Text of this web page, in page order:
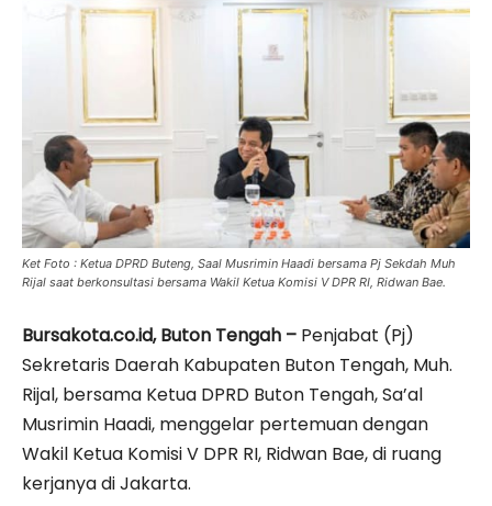
Ket Foto : Ketua DPRD Buteng, Saal Musrimin Haadi bersama Pj Sekdah Muh
Rijal saat berkonsultasi bersama Wakil Ketua Komisi V DPR RI, Ridwan Bae.
Bursakota.co.id, Buton Tengah – Penjabat (Pj)
Sekretaris Daerah Kabupaten Buton Tengah, Muh.
Rijal, bersama Ketua DPRD Buton Tengah, Sa’al
Musrimin Haadi, menggelar pertemuan dengan
Wakil Ketua Komisi V DPR RI, Ridwan Bae, di ruang
kerjanya di Jakarta.